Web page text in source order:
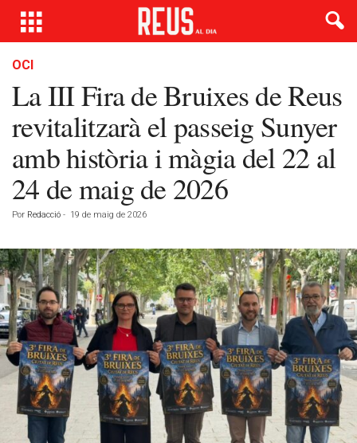
OCI
La III Fira de Bruixes de Reus
revitalitzarà el passeig Sunyer
amb història i màgia del 22 al
24 de maig de 2026
Por Redacció - 19 de maig de 2026